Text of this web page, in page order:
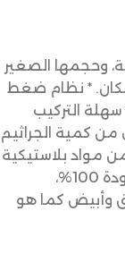
وحجمها الصغير
* نظام ضغط
سهلة التركيب
من كمية الجراثيم
مواد بلاستيكية
آمنة غذائيًا. الميزات: منتج جديد وعالي الجودة 100%،
وأبيض كما هو